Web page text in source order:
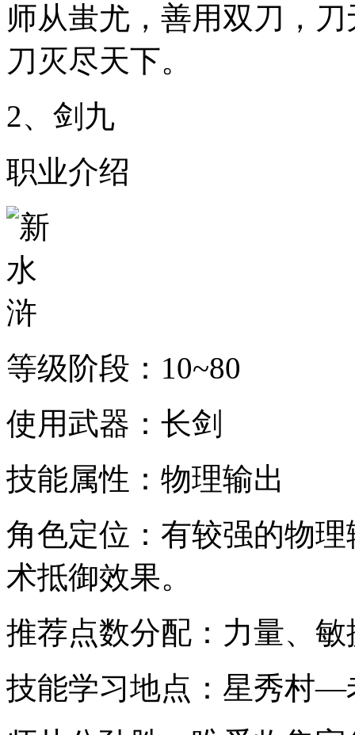
师从蚩尤，善用双刀，
刀灭尽天下。
2、剑九
职业介绍
等级阶段：10~80
使用武器：长剑
技能属性：物理输出
角色定位：有较强的物
术抵御效果。
推荐点数分配：力量、
技能学习地点：星秀村—